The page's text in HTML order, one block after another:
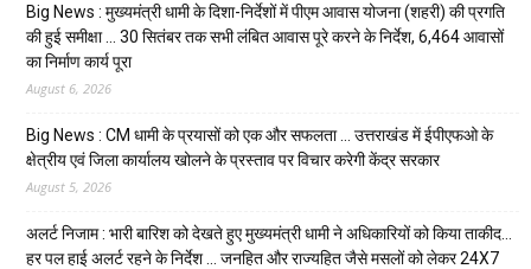
Big News : मुख्यमंत्री धामी के दिशा-निर्देशों में पीएम आवास योजना (शहरी) की प्रगति
की हुई समीक्षा … 30 सितंबर तक सभी लंबित आवास पूरे करने के निर्देश, 6,464 आवासों
का निर्माण कार्य पूरा
August 6, 2026
Big News : CM धामी के प्रयासों को एक और सफलता … उत्तराखंड में ईपीएफओ के
क्षेत्रीय एवं जिला कार्यालय खोलने के प्रस्ताव पर विचार करेगी केंद्र सरकार
August 5, 2026
अलर्ट निजाम : भारी बारिश को देखते हुए मुख्यमंत्री धामी ने अधिकारियों को किया ताकीद…
हर पल हाई अलर्ट रहने के निर्देश … जनहित और राज्यहित जैसे मसलों को लेकर 24X7